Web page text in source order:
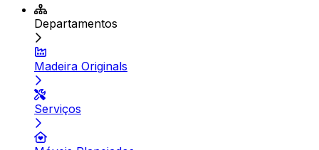
Departamentos
Madeira Originals
Serviços